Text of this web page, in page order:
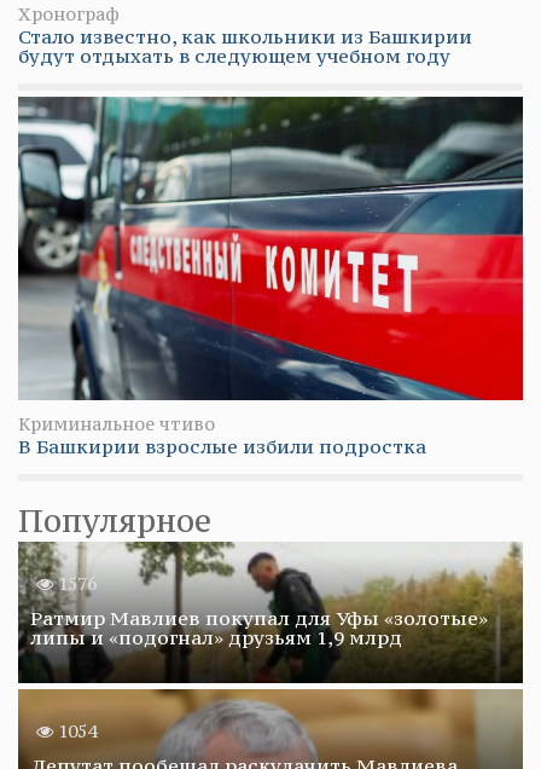
Хронограф
Стало известно, как школьники из Башкирии
будут отдыхать в следующем учебном году
Криминальное чтиво
В Башкирии взрослые избили подростка
Популярное
1576
Ратмир Мавлиев покупал для Уфы «золотые»
липы и «подогнал» друзьям 1,9 млрд
1054